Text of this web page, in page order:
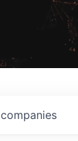
companies